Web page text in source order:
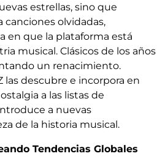
estrellas, sino que
olvidadas,
en que la plataforma está
musical. Clásicos de los años
un renacimiento.
las descubre e incorpora en
a las listas de
a nuevas
de la historia musical.
Tendencias Globales